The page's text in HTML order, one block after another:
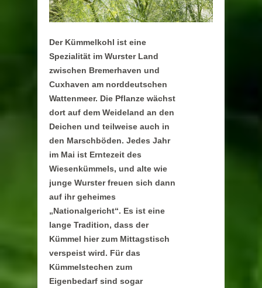
Der Kümmelkohl ist eine
Spezialität im Wurster Land
zwischen Bremerhaven und
Cuxhaven am norddeutschen
Wattenmeer. Die Pflanze wächst
dort auf dem Weideland an den
Deichen und teilweise auch in
den Marschböden. Jedes Jahr
im Mai ist Erntezeit des
Wiesenkümmels, und alte wie
junge Wurster freuen sich dann
auf ihr geheimes
„Nationalgericht“. Es ist eine
lange Tradition, dass der
Kümmel hier zum Mittagstisch
verspeist wird. Für das
Kümmelstechen zum
Eigenbedarf sind sogar